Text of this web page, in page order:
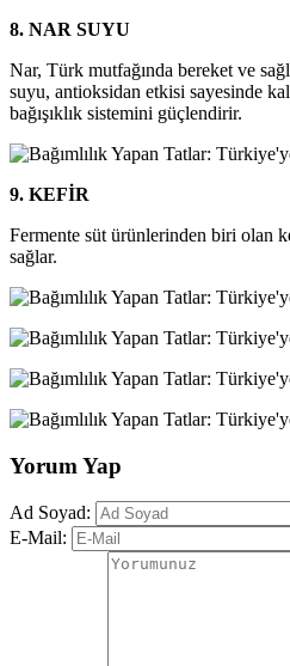
8. NAR SUYU
Nar, Türk mutfağında bereket ve
suyu, antioksidan etkisi sayesinde
bağışıklık sistemini güçlendirir.
9. KEFİR
Fermente süt ürünlerinden biri olan
sağlar.
Yorum Yap
Ad Soyad:
E-Mail: